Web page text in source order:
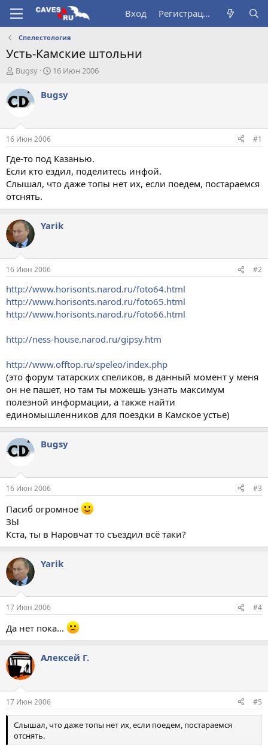
Вход Регистрация
Спелестология
Усть-Камские штольни
А
т
о
т
е
м
ы
Bugsy
Д
т
а
а
л
16 Июн 2006
Bugsy
16 Июн 2006 #1
Где-то под Казанью.
Если кто ездил, поделитесь инфой.
Слышал, что даже топы нет их, если поедем, постараемся
отснять.
Yarik
16 Июн 2006 #2
http://www.horisonts.narod.ru/foto64.html
http://www.horisonts.narod.ru/foto65.html
http://www.horisonts.narod.ru/foto66.html
http://ness-house.narod.ru/gipsy.htm
http://www.offtop.ru/speleo/index.php
(это форум татарских спеликов, в данный момент у меня
он не пашет, но там ты можешь узнать максимум
полезной информации, а также найти
единомышленников для поездки в Камское устье)
Bugsy
16 Июн 2006 #3
Пасиб огромное
ЗЫ
Кста, ты в Наровчат то съездил всё таки?
Yarik
17 Июн 2006 #4
Да нет пока...
Алексей Г.
17 Июн 2006 #5
Слышал, что даже топы нет их, если поедем, постараемся
отснять.